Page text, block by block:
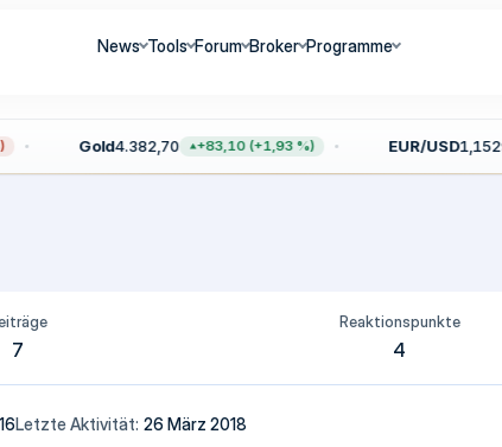
News Tools Forum Broker Programme
Gold4.382,70 +83,10 (+1,93 %) EUR/USD1,1529
7
Reaktionspunkte
4
Letzte Aktivität 26 März 2018